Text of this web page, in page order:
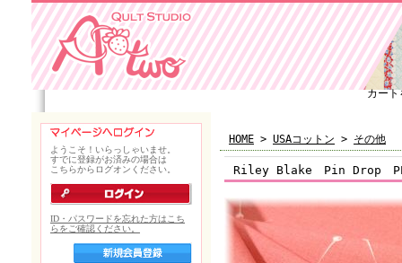
カート
HOME > USAコットン > その他
Riley Blake Pin Drop